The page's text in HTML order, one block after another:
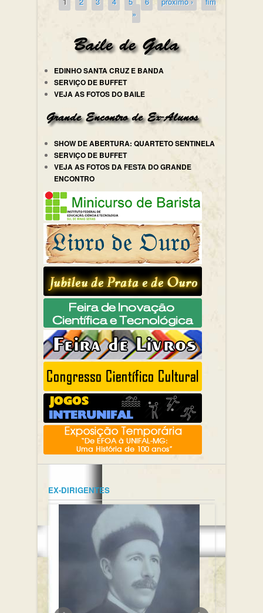
Páginas
»
EDINHO SANTA CRUZ E BANDA
SERVIÇO DE BUFFET
VEJA AS FOTOS DO BAILE
SHOW DE ABERTURA: QUARTETO SENTINELA
SERVIÇO DE BUFFET
VEJA AS FOTOS DA FESTA DO GRANDE
ENCONTRO
EX-DIRIGENTES